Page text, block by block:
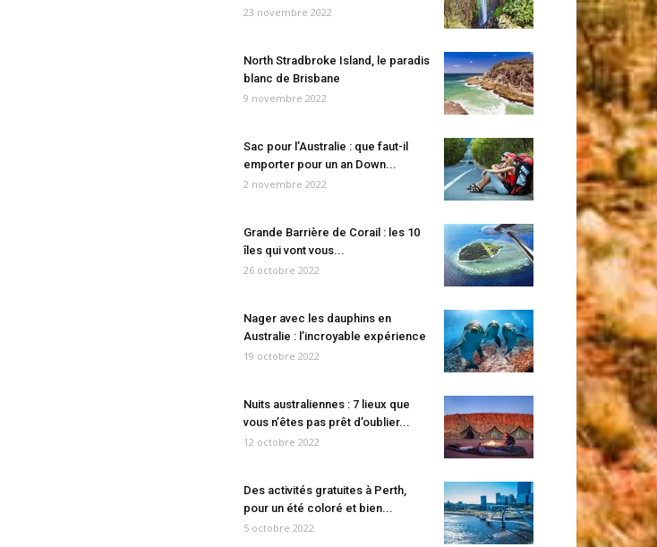
23 novembre 2022
North Stradbroke Island, le paradis
blanc de Brisbane
9 novembre 2022
Sac pour l’Australie : que faut-il
emporter pour un an Down...
2 novembre 2022
Grande Barrière de Corail : les 10
îles qui vont vous...
26 octobre 2022
Nager avec les dauphins en
Australie : l’incroyable expérience
19 octobre 2022
Nuits australiennes : 7 lieux que
vous n’êtes pas prêt d’oublier...
12 octobre 2022
Des activités gratuites à Perth,
pour un été coloré et bien...
5 octobre 2022